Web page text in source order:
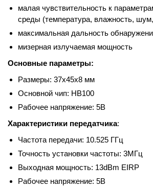
малая чувствительность к
среды (температура, влажность,
максимальная дальность
мизерная излучаемая мощность
Основные параметры:
Размеры: 37x45x8 мм
Основной чип: HB100
Рабочее напряжение: 5В
Характеристики передатчика:
Частота передачи: 10.525 ГГц
Точность установки частоты: 3МГц
Выходная мощность: 13dBm EIRP
Рабочее напряжение: 5В